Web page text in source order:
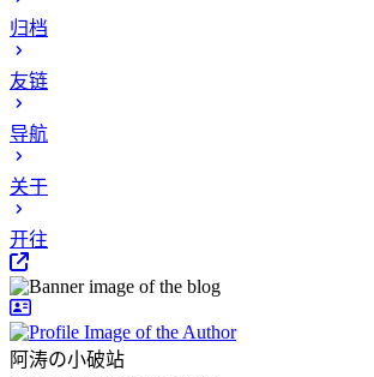
归档
友链
导航
关于
开往
阿涛の小破站